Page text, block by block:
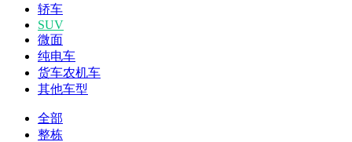
轿车
SUV
微面
纯电车
货车农机车
其他车型
全部
整栋